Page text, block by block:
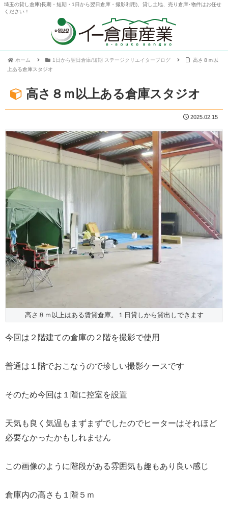
埼玉の貸し倉庫(長期・短期・1日から翌日倉庫・撮影利用)、貸し土地、売り倉庫･物件はお任せ
ください！
ホーム 1日から翌日倉庫/短期 ステージクリエイターブログ
高さ８ｍ以
上ある倉庫スタジオ
高さ８ｍ以上ある倉庫スタジオ
2025.02.15
高さ８ｍ以上はある賃貸倉庫。１日貸しから貸出しできます
今回は２階建ての倉庫の２階を撮影で使用
普通は１階でおこなうので珍しい撮影ケースです
そのため今回は１階に控室を設置
天気も良く気温もまずまずでしたのでヒーターはそれほど
必要なかったかもしれません
この画像のように階段がある雰囲気も趣もあり良い感じ
倉庫内の高さも１階５ｍ